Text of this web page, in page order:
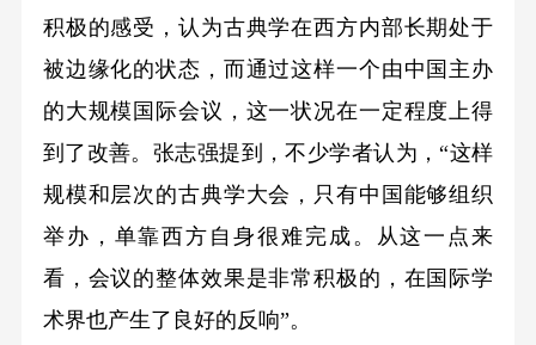
积极的感受，认为古典学在西方内部长期处于
被边缘化的状态，而通过这样一个由中国主办
的大规模国际会议，这一状况在一定程度上得
到了改善。张志强提到，不少学者认为，“这样
规模和层次的古典学大会，只有中国能够组织
举办，单靠西方自身很难完成。从这一点来
看，会议的整体效果是非常积极的，在国际学
术界也产生了良好的反响”。